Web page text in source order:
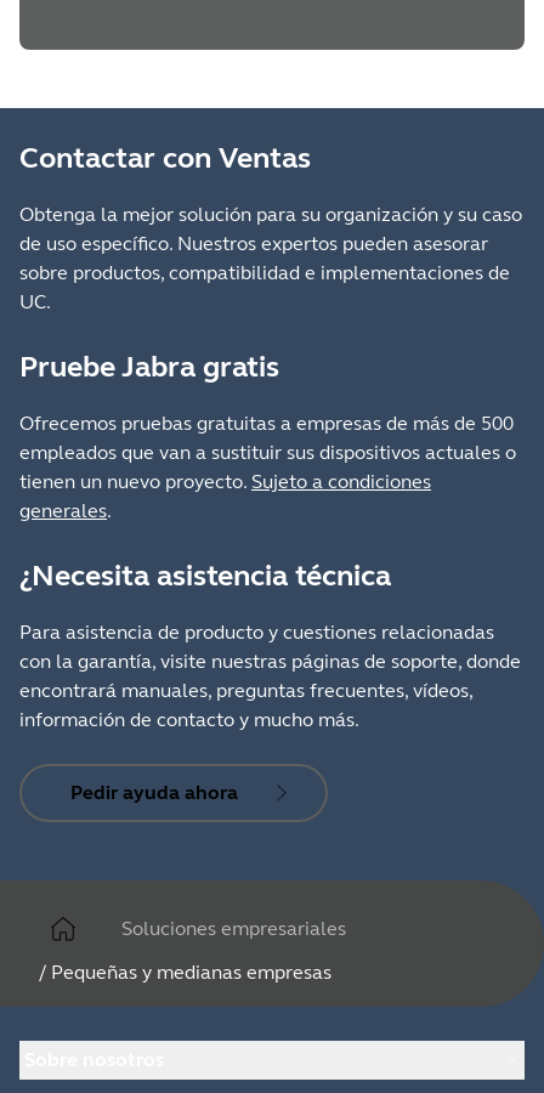
Contactar con Ventas
Obtenga la mejor solución para su organización y su caso
de uso específico. Nuestros expertos pueden asesorar
sobre productos, compatibilidad e implementaciones de
UC.
Pruebe Jabra gratis
Ofrecemos pruebas gratuitas a empresas de más de 500
empleados que van a sustituir sus dispositivos actuales o
tienen un nuevo proyecto. Sujeto a condiciones
generales.
¿Necesita asistencia técnica
Para asistencia de producto y cuestiones relacionadas
con la garantía, visite nuestras páginas de soporte, donde
encontrará manuales, preguntas frecuentes, vídeos,
información de contacto y mucho más.
Pedir ayuda ahora
Soluciones empresariales
/ Pequeñas y medianas empresas